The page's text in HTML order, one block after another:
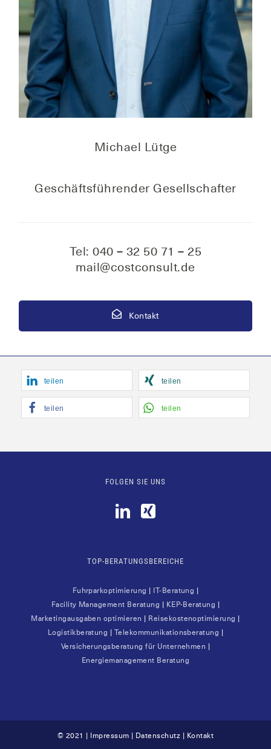
Micha­el Lütge
Geschäfts­füh­ren­der Gesellschafter
Tel: 040 – 32 50 71 – 25
mail@costconsult.de
Kontakt
tei­len tei­len
tei­len tei­len
FOLGEN SIE UNS
TOP-BERATUNGSBEREICHE
Fuhr­park­op­ti­mie­rung | IT-Bera­tung |
Faci­li­ty Manage­ment Bera­tung | KEP-Bera­tung |
Mar­ke­ting­aus­ga­ben opti­mie­ren | Rei­se­kos­ten­op­ti­mie­rung |
Logis­tik­be­ra­tung | Tele­kom­mu­ni­ka­ti­ons­be­ra­tung |
Ver­si­che­rungs­be­ra­tung für Unter­neh­men |
Ener­gie­ma­nage­ment Beratung
© 2021 | Impressum | Datenschutz | Kontakt